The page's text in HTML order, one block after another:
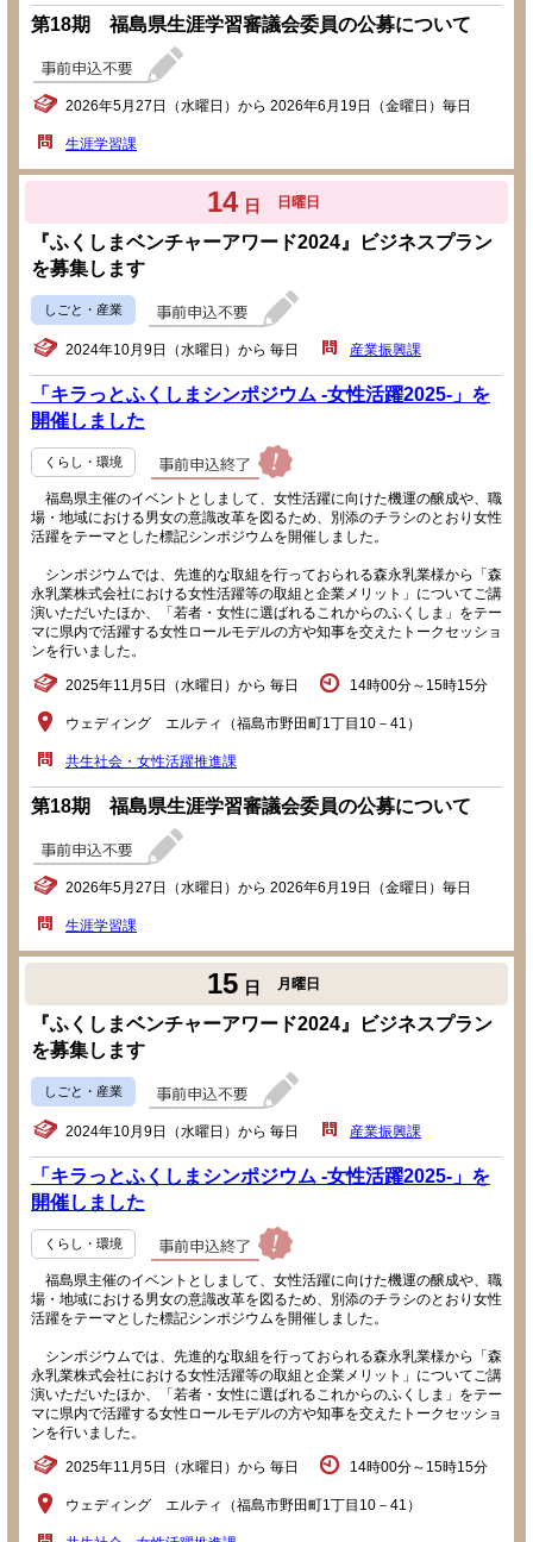
第18期 福島県生涯学習審議会委員の公募について
2026年5月27日（水曜日）から 2026年6月19日（金曜日）毎日
生涯学習課
14 日 日曜日
『ふくしまベンチャーアワード2024』ビジネスプラン
を募集します
しごと・産業
2024年10月9日（水曜日）から 毎日 産業振興課
「キラっとふくしまシンポジウム -女性活躍2025-」を
開催しました
くらし・環境
福島県主催のイベントとしまして、女性活躍に向けた機運の醸成や、職
場・地域における男女の意識改革を図るため、別添のチラシのとおり女性
活躍をテーマとした標記シンポジウムを開催しました。
シンポジウムでは、先進的な取組を行っておられる森永乳業様から「森
永乳業株式会社における女性活躍等の取組と企業メリット」についてご講
演いただいたほか、「若者・女性に選ばれるこれからのふくしま」をテー
マに県内で活躍する女性ロールモデルの方や知事を交えたトークセッショ
ンを行いました。
2025年11月5日（水曜日）から 毎日 14時00分～15時15分
ウェディング エルティ（福島市野田町1丁目10－41）
共生社会・女性活躍推進課
第18期 福島県生涯学習審議会委員の公募について
2026年5月27日（水曜日）から 2026年6月19日（金曜日）毎日
生涯学習課
15 日 月曜日
『ふくしまベンチャーアワード2024』ビジネスプラン
を募集します
しごと・産業
2024年10月9日（水曜日）から 毎日 産業振興課
「キラっとふくしまシンポジウム -女性活躍2025-」を
開催しました
くらし・環境
福島県主催のイベントとしまして、女性活躍に向けた機運の醸成や、職
場・地域における男女の意識改革を図るため、別添のチラシのとおり女性
活躍をテーマとした標記シンポジウムを開催しました。
シンポジウムでは、先進的な取組を行っておられる森永乳業様から「森
永乳業株式会社における女性活躍等の取組と企業メリット」についてご講
演いただいたほか、「若者・女性に選ばれるこれからのふくしま」をテー
マに県内で活躍する女性ロールモデルの方や知事を交えたトークセッショ
ンを行いました。
2025年11月5日（水曜日）から 毎日 14時00分～15時15分
ウェディング エルティ（福島市野田町1丁目10－41）